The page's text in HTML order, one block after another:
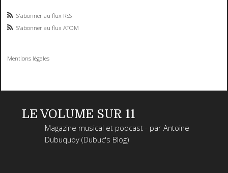
S'abonner au flux RSS
S'abonner au flux ATOM
Mentions légales
LE VOLUME SUR 11
Magazine musical et podcast - par Antoine
Dubuquoy (Dubuc's Blog)